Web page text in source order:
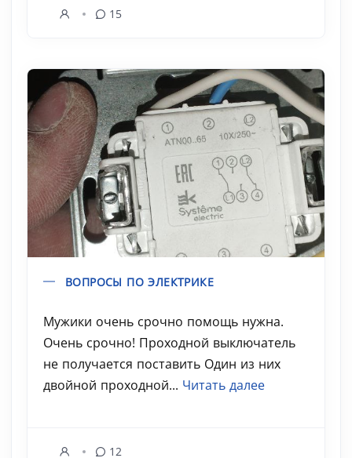
15
ВОПРОСЫ ПО ЭЛЕКТРИКЕ
Мужики очень срочно помощь нужна.
Очень срочно! Проходной выключатель
не получается поставить Один из них
двойной проходной... Читать далее
12